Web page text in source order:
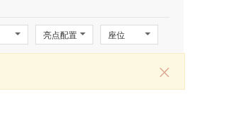
亮点配置 座位
